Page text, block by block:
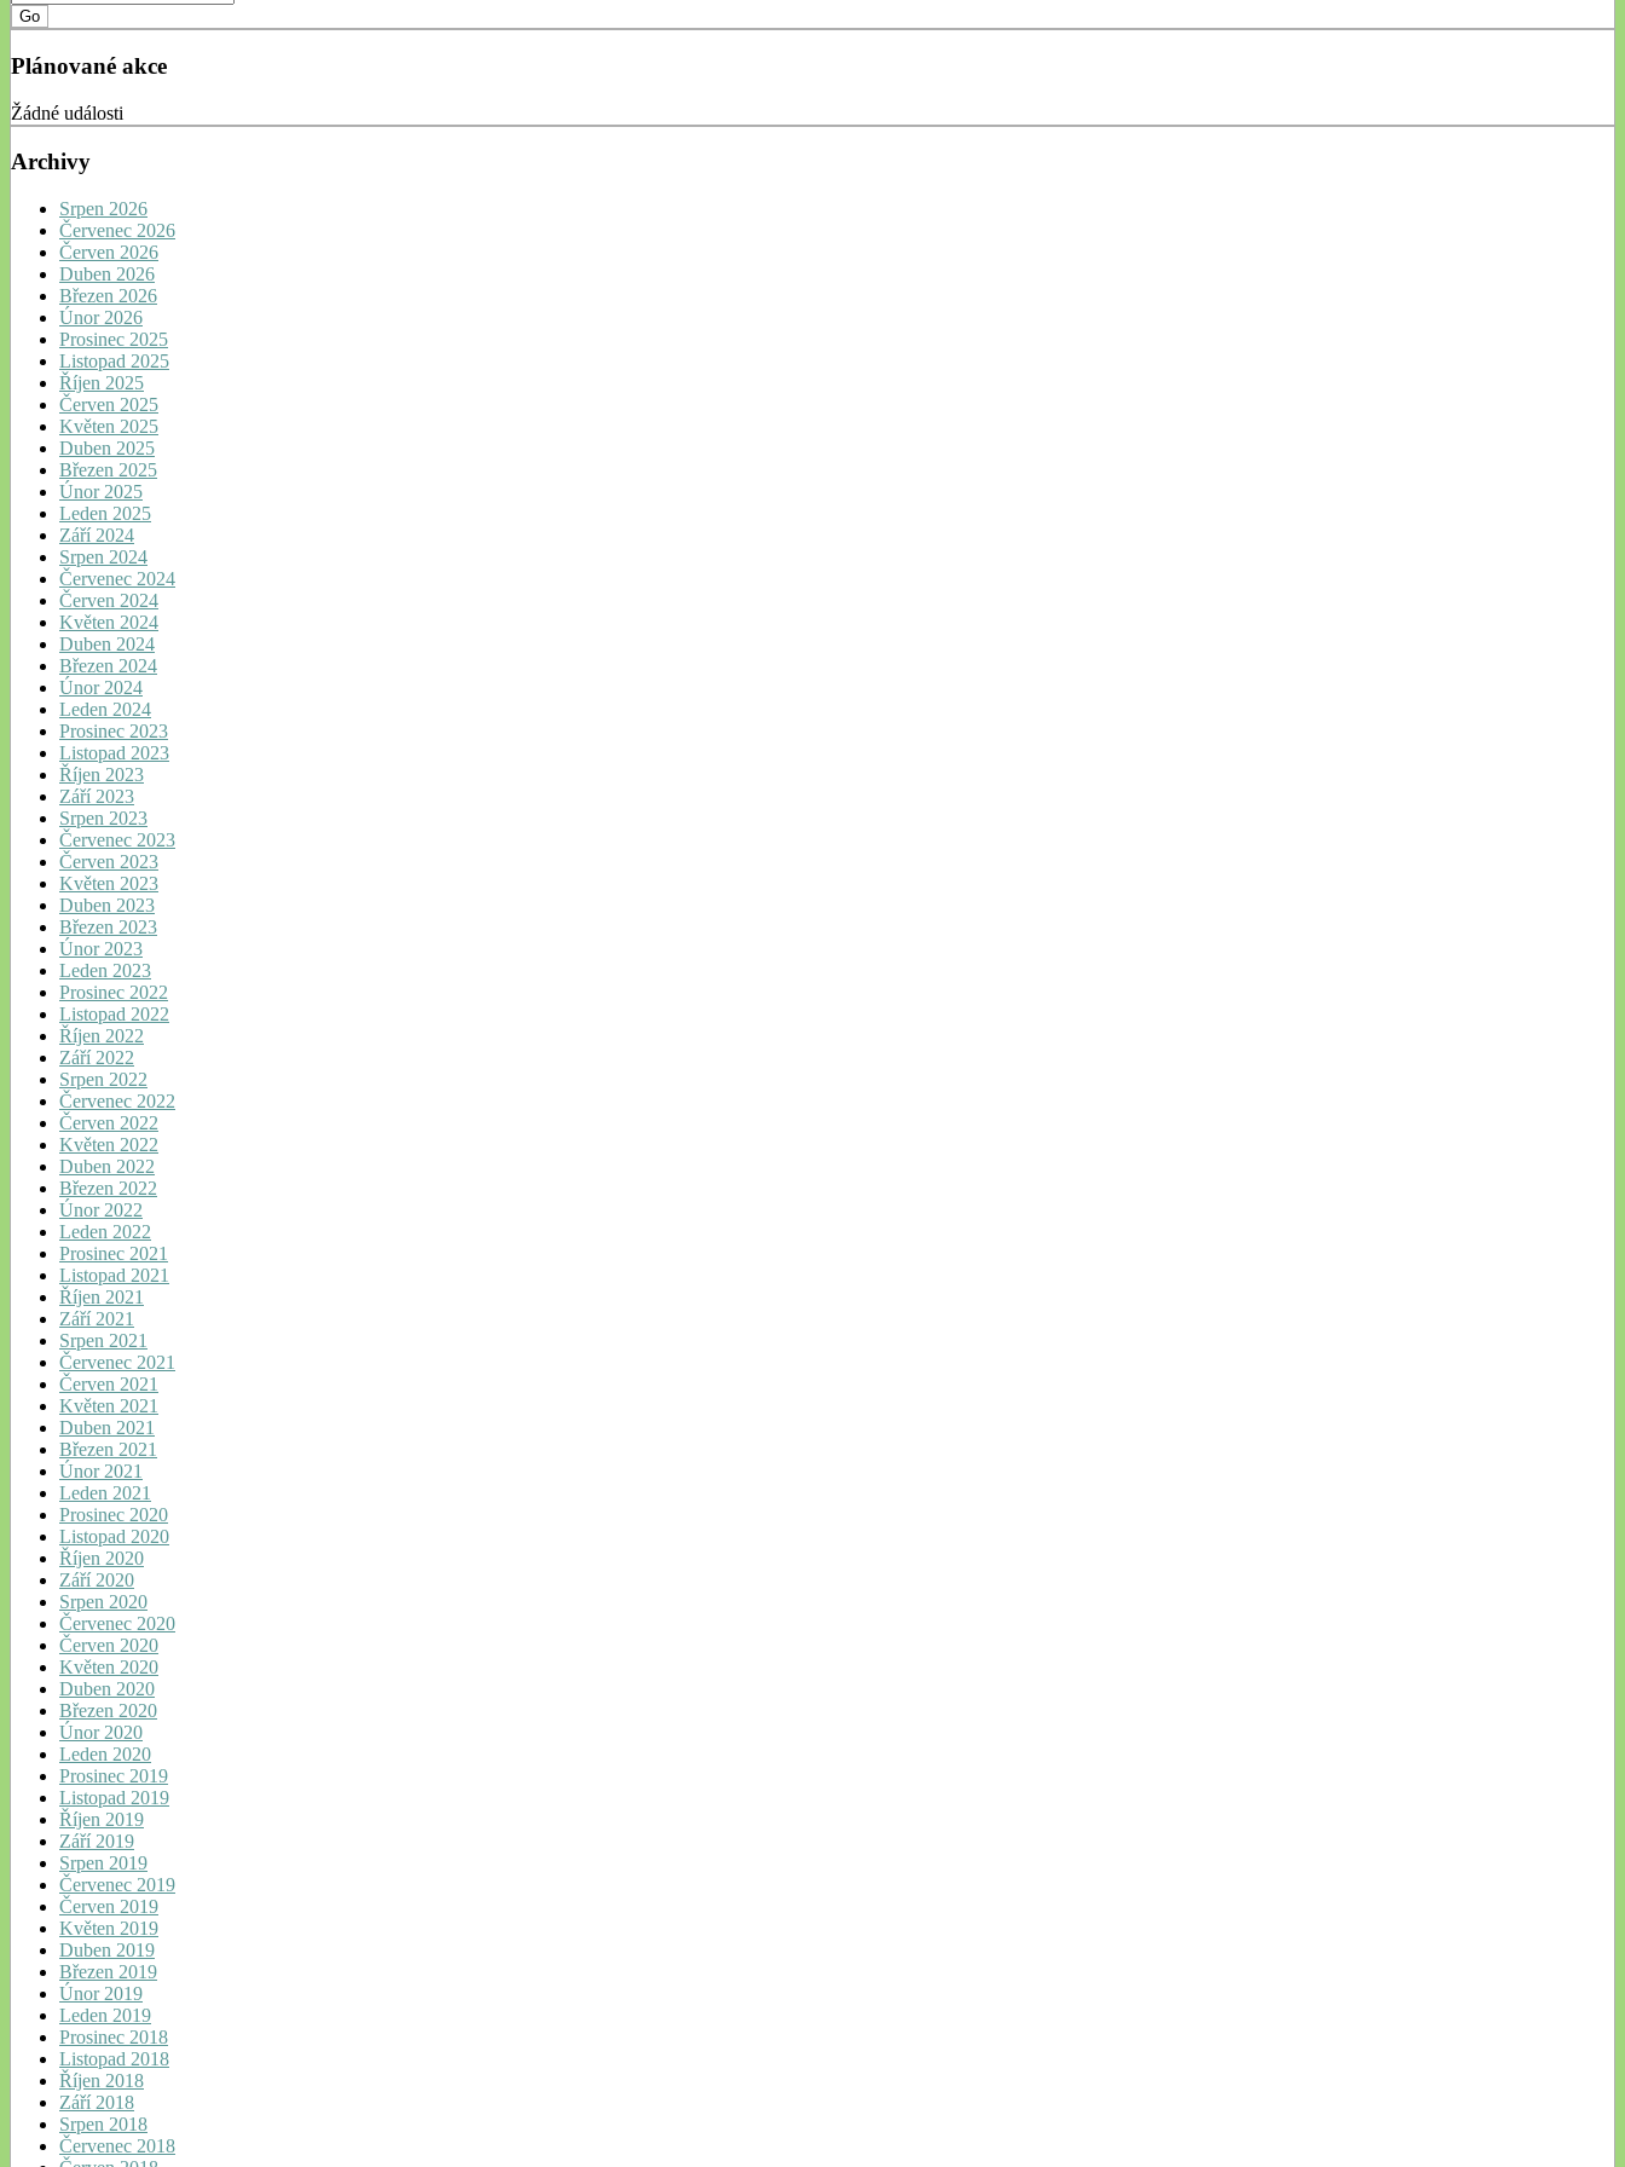
Plánované akce
Žádné události
Archivy
Srpen 2026
Červenec 2026
Červen 2026
Duben 2026
Březen 2026
Únor 2026
Prosinec 2025
Listopad 2025
Říjen 2025
Červen 2025
Květen 2025
Duben 2025
Březen 2025
Únor 2025
Leden 2025
Září 2024
Srpen 2024
Červenec 2024
Červen 2024
Květen 2024
Duben 2024
Březen 2024
Únor 2024
Leden 2024
Prosinec 2023
Listopad 2023
Říjen 2023
Září 2023
Srpen 2023
Červenec 2023
Červen 2023
Květen 2023
Duben 2023
Březen 2023
Únor 2023
Leden 2023
Prosinec 2022
Listopad 2022
Říjen 2022
Září 2022
Srpen 2022
Červenec 2022
Červen 2022
Květen 2022
Duben 2022
Březen 2022
Únor 2022
Leden 2022
Prosinec 2021
Listopad 2021
Říjen 2021
Září 2021
Srpen 2021
Červenec 2021
Červen 2021
Květen 2021
Duben 2021
Březen 2021
Únor 2021
Leden 2021
Prosinec 2020
Listopad 2020
Říjen 2020
Září 2020
Srpen 2020
Červenec 2020
Červen 2020
Květen 2020
Duben 2020
Březen 2020
Únor 2020
Leden 2020
Prosinec 2019
Listopad 2019
Říjen 2019
Září 2019
Srpen 2019
Červenec 2019
Červen 2019
Květen 2019
Duben 2019
Březen 2019
Únor 2019
Leden 2019
Prosinec 2018
Listopad 2018
Říjen 2018
Září 2018
Srpen 2018
Červenec 2018